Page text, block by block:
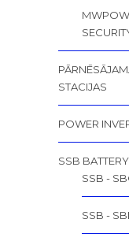
STACIJAS
POWER
SSB
SSB -
SSB -